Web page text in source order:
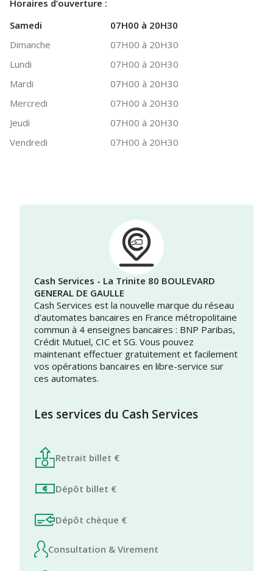
Horaires d’ouverture :
Samedi
07H00 à 20H30
Dimanche
07H00 à 20H30
Lundi
07H00 à 20H30
Mardi
07H00 à 20H30
Mercredi
07H00 à 20H30
Jeudi
07H00 à 20H30
Vendredi
07H00 à 20H30
Cash Services - La Trinite 80 BOULEVARD
GENERAL DE GAULLE
Cash Services est la nouvelle marque du réseau
d’automates bancaires en France métropolitaine
commun à 4 enseignes bancaires : BNP Paribas,
Crédit Mutuel, CIC et SG. Vous pouvez
maintenant effectuer gratuitement et facilement
vos opérations bancaires en libre-service sur
ces automates.
Les services du Cash Services
Retrait billet €
Dépôt billet €
Dépôt chèque €
Consultation & Virement